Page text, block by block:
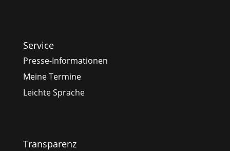
Service
Presse-Informationen
Meine Termine
Leichte Sprache
Transparenz